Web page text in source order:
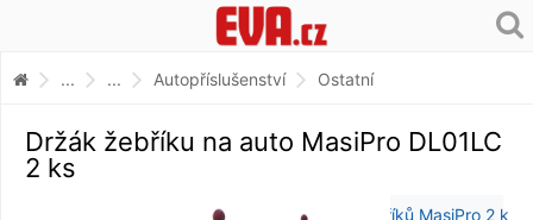
... ... Autopříslušenství Ostatní
Držák žebříku na auto MasiPro DL01LC
2 ks